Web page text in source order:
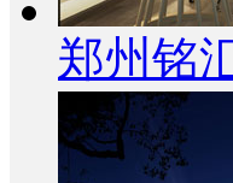
郑州铭